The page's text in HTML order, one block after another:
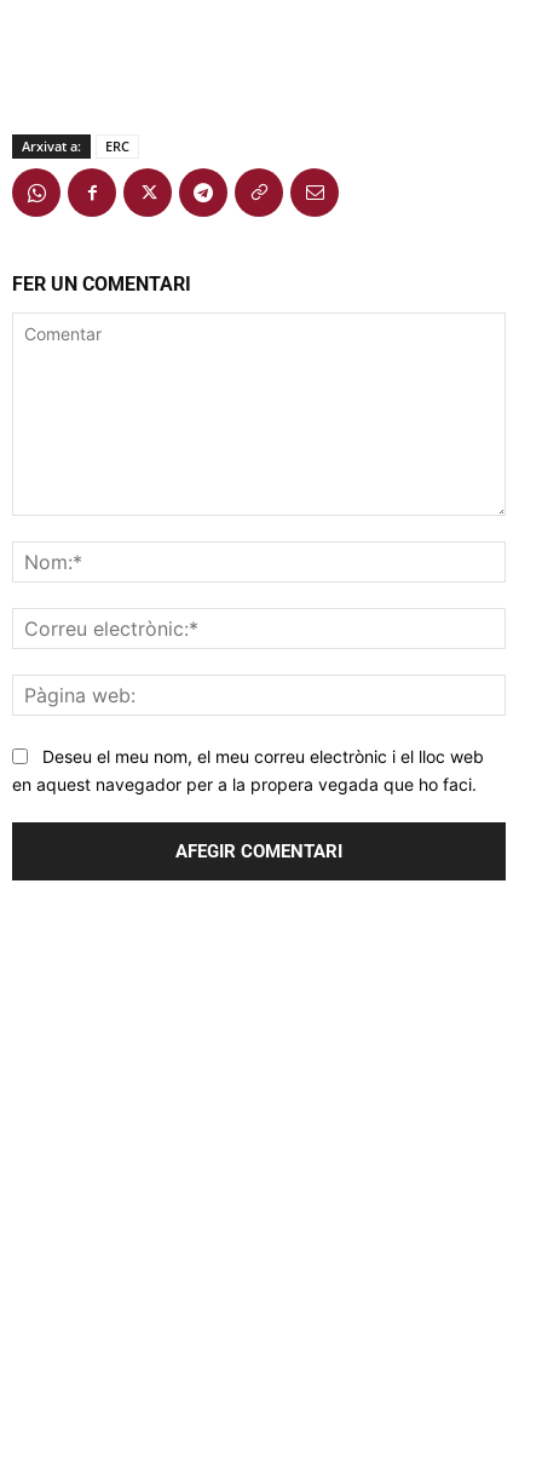
Arxivat a: ERC
FER UN COMENTARI
web:
Deseu el meu nom, el meu correu electrònic i el lloc web
en aquest navegador per a la propera vegada que ho faci.